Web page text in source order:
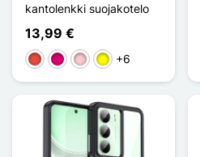
kantolenkki suojakotelo
13,99 €
Punainen
Magenta
PinkkiKeltainen
+6